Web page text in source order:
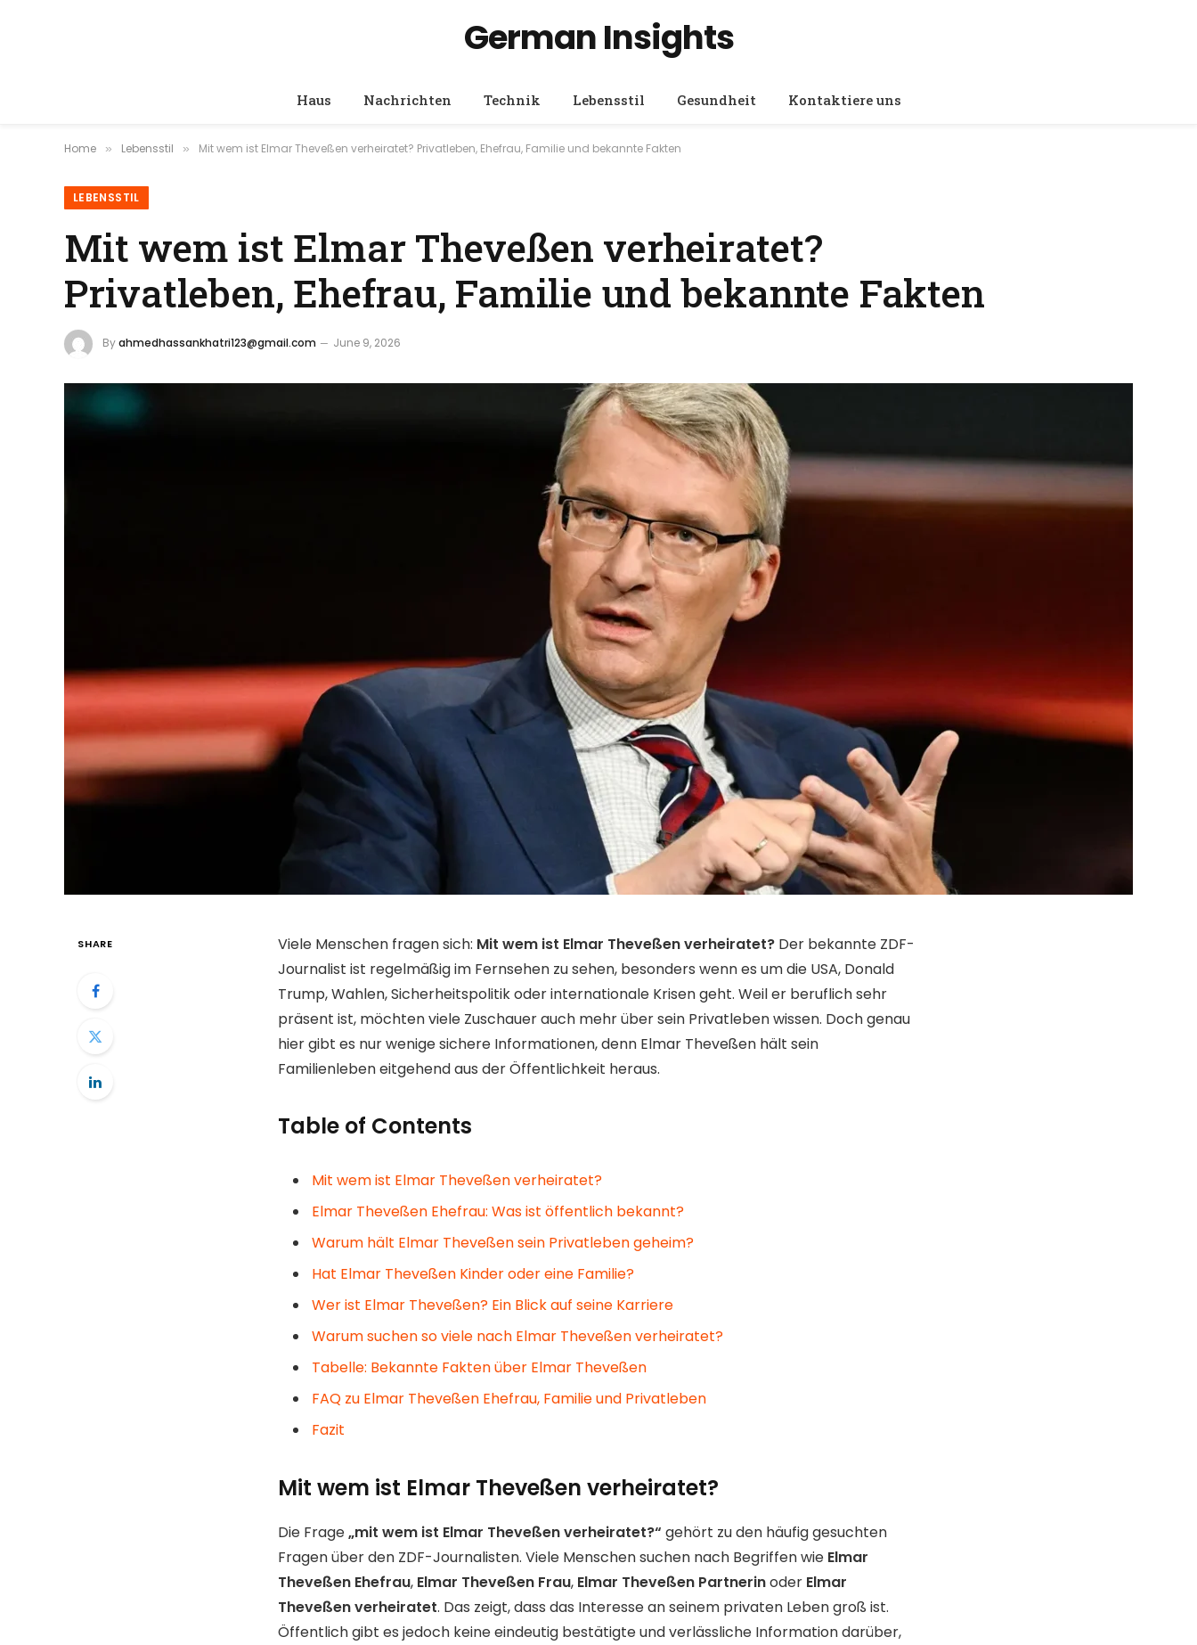
German Insights
Haus Nachrichten Technik Lebensstil Gesundheit Kontaktiere uns
Home » Lebensstil » Mit wem ist Elmar Theveßen verheiratet? Privatleben, Ehefrau, Familie und bekannte Fakten
LEBENSSTIL
Mit wem ist Elmar Theveßen verheiratet?
Privatleben, Ehefrau, Familie und bekannte Fakten
Byahmedhassankhatri123@gmail.com June 9, 2026
SHARE Viele Menschen fragen sich: Mit wem ist Elmar Theveßen verheiratet? Der bekannte ZDF-
Journalist ist regelmäßig im Fernsehen zu sehen, besonders wenn es um die USA, Donald
Trump, Wahlen, Sicherheitspolitik oder internationale Krisen geht. Weil er beruflich sehr
präsent ist, möchten viele Zuschauer auch mehr über sein Privatleben wissen. Doch genau
hier gibt es nur wenige sichere Informationen, denn Elmar Theveßen hält sein
Familienleben eitgehend aus der Öffentlichkeit heraus.
Table of Contents
Mit wem ist Elmar Theveßen verheiratet?
Elmar Theveßen Ehefrau: Was ist öffentlich bekannt?
Warum hält Elmar Theveßen sein Privatleben geheim?
Hat Elmar Theveßen Kinder oder eine Familie?
Wer ist Elmar Theveßen? Ein Blick auf seine Karriere
Warum suchen so viele nach Elmar Theveßen verheiratet?
Tabelle: Bekannte Fakten über Elmar Theveßen
FAQ zu Elmar Theveßen Ehefrau, Familie und Privatleben
Fazit
Mit wem ist Elmar Theveßen verheiratet?
Die Frage„mit wem ist Elmar Theveßen verheiratet?“ gehört zu den häufig gesuchten
Fragen über den ZDF-Journalisten. Viele Menschen suchen nach Begriffen wie Elmar
Theveßen Ehefrau, Elmar Theveßen Frau, Elmar Theveßen Partnerinoder Elmar
Theveßen verheiratet. Das zeigt, dass das Interesse an seinem privaten Leben groß ist.
Öffentlich gibt es jedoch keine eindeutig bestätigte und verlässliche Information darüber,